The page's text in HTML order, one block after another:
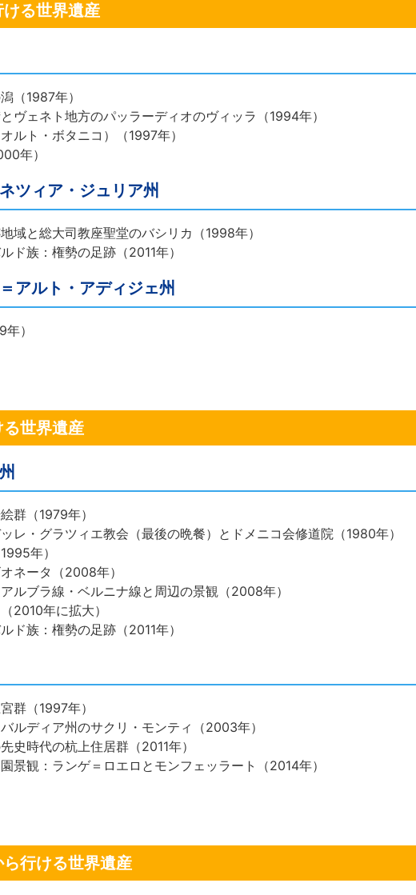
る世界遺産
（1987年）
ヴェネト地方のパッラーディオのヴィッラ（1994年）
ルト・ボタニコ）（1997年）
年）
ツィア・ジュリア州
域と総大司教座聖堂のバシリカ（1998年）
ド族：権勢の足跡（2011年）
アルト・アディジェ州
）
る世界遺産
群（1979年）
レ・グラツィエ教会（最後の晩餐）とドメニコ会修道院（1980年）
年）
ネータ（2008年）
ルブラ線・ベルニナ線と周辺の景観（2008年）
2010年に拡大）
ド族：権勢の足跡（2011年）
群（1997年）
ルディア州のサクリ・モンティ（2003年）
史時代の杭上住居群（2011年）
景観：ランゲ＝ロエロとモンフェッラート（2014年）
行ける世界遺産